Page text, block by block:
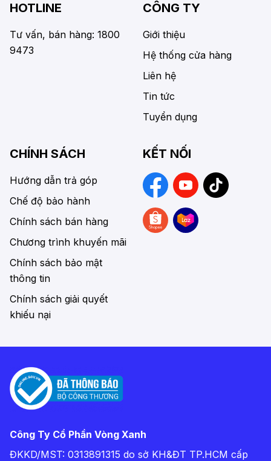
HOTLINE
Tư vấn, bán hàng: 1800
9473
CÔNG TY
Giới thiệu
Hệ thống cửa hàng
Liên hệ
Tin tức
Tuyển dụng
CHÍNH SÁCH
Hướng dẫn trả góp
Chế độ bảo hành
Chính sách bán hàng
Chương trình khuyến mãi
Chính sách bảo mật
thông tin
Chính sách giải quyết
khiếu nại
KẾT NỐI
Công Ty Cổ Phần Vòng Xanh
ĐKKD/MST: 0313891315 do sở KH&ĐT TP.HCM cấp